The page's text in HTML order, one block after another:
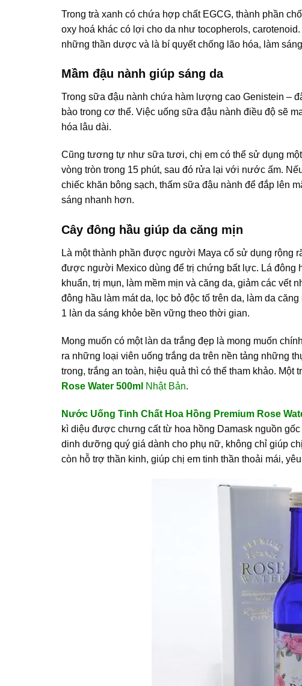
Trong trà xanh có chứa hợp chất EGCG, thành phần
oxy hoá khác có lợi cho da như tocopherols,
những thần dược và là bí quyết chống lão hóa, làm
Mầm đậu nành giúp sáng da
Trong sữa đậu nành chứa hàm lượng cao Genistein –
bào trong cơ thể. Việc uống sữa đậu nành điều độ sẽ
hóa lâu dài.
Cũng tương tự như sữa tươi, chị em có thể sử dụng
vòng tròn trong 15 phút, sau đó rửa lại với nước ấm.
chiếc khăn bông sạch, thấm sữa đậu nành để đắp lên
sáng nhanh hơn.
Cây đông hầu giúp da căng mịn
Là một thành phần được người Maya cổ sử dụng rộng
được người Mexico dùng để trị chứng bất lực. Lá đông
khuẩn, trị mụn, làm mềm mịn và căng da, giảm các vết
đông hầu làm mát da, lọc bỏ độc tố trên da, làm da
1 làn da sáng khỏe bền vững theo thời gian.
Mong muốn có một làn da trắng đẹp là mong muốn
ra những loại viên uống trắng da trên nền tảng những
trong, trắng an toàn, hiệu quả thì có thể tham khảo. Một
Rose Water 500ml Nhật Bản.
Nước Uống Tinh Chất Hoa Hồng Premium Rose
kì diệu được chưng cất từ hoa hồng Damask nguồn
dinh dưỡng quý giá dành cho phụ nữ, không chỉ giúp
còn hỗ trợ thần kinh, giúp chị em tinh thần thoải mái,